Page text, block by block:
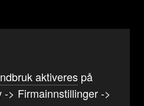
aktiveres på
> Firmainnstillinger ->